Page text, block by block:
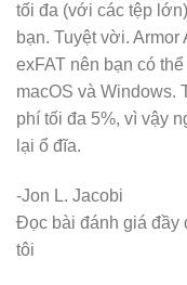
tối đa (với các tệp
bạn. Tuyệt vời.
exFAT nên bạn có
macOS và Windows.
phí tối đa 5%, vì vậy
lại ổ đĩa.
-Jon L. Jacobi
Đọc bài đánh giá đầy
tôi